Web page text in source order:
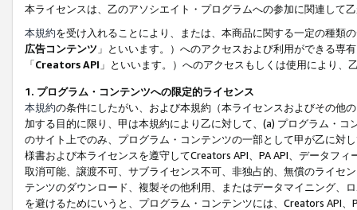
本ライセンスは、乙のアソシエイト・プログラムへの参加に関連して
本規約を受け入れることにより、または、本商品に関する一定の種類
広告コンテンツ 」といいます。）へのアクセスおよび利用ができる専
「Creators API 」といいます。）へのアクセスもしくは使用により
1. プログラム・コンテンツへの限定的ライセンス
本規約の条件にしたがい、および本規約（本ライセンスおよびその他
加する目的に限り、甲は本規約により乙に対して、(a) プログラム・
のサイト上でのみ、プログラム・コンテンツの一部として甲が乙に対
様書および本ライセンスを遵守してCreators API、PA API、データフ
取消可能、譲渡不可、サブライセンス不可、非独占的、無償のライセ
テンツのダウンロード、複製その他利用、またはデータマイニング、
を避けるためにいうと、プログラム・コンテンツには、Creators API